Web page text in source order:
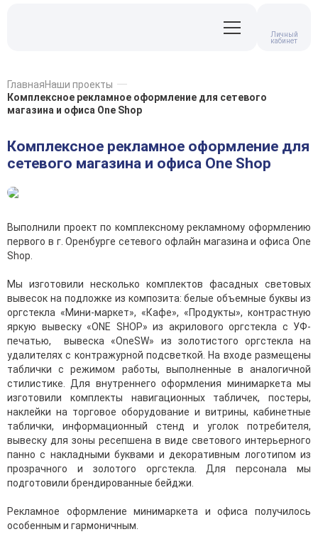
Личный
кабинет
ГлавнаяНаши проекты
Комплексное рекламное оформление для сетевого
магазина и офиса One Shop
Комплексное рекламное оформление для
сетевого магазина и офиса One Shop
Выполнили проект по комплексному рекламному оформлению
первого в г. Оренбурге сетевого офлайн магазина и офиса One
Shop.
Мы изготовили несколько комплектов фасадных световых
вывесок на подложке из композита: белые объемные буквы из
оргстекла «Мини-маркет», «Кафе», «Продукты», контрастную
яркую вывеску «ONE SHOP» из акрилового оргстекла с УФ-
печатью, вывеска «OneSW» из золотистого оргстекла на
удалителях с контражурной подсветкой. На входе размещены
таблички с режимом работы, выполненные в аналогичной
стилистике. Для внутреннего оформления минимаркета мы
изготовили комплекты навигационных табличек, постеры,
наклейки на торговое оборудование и витрины, кабинетные
таблички, информационный стенд и уголок потребителя,
вывеску для зоны ресепшена в виде светового интерьерного
панно с накладными буквами и декоративным логотипом из
прозрачного и золотого оргстекла. Для персонала мы
подготовили брендированные бейджи.
Рекламное оформление минимаркета и офиса получилось
особенным и гармоничным.